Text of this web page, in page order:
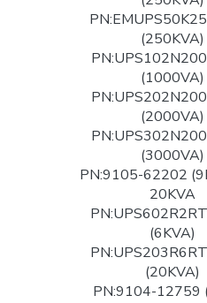
(250KVA)
(1000VA)
(2000VA)
(3000VA)
PN:9105-62202
20KVA
(6KVA)
(20KVA)
PN:9104-12759